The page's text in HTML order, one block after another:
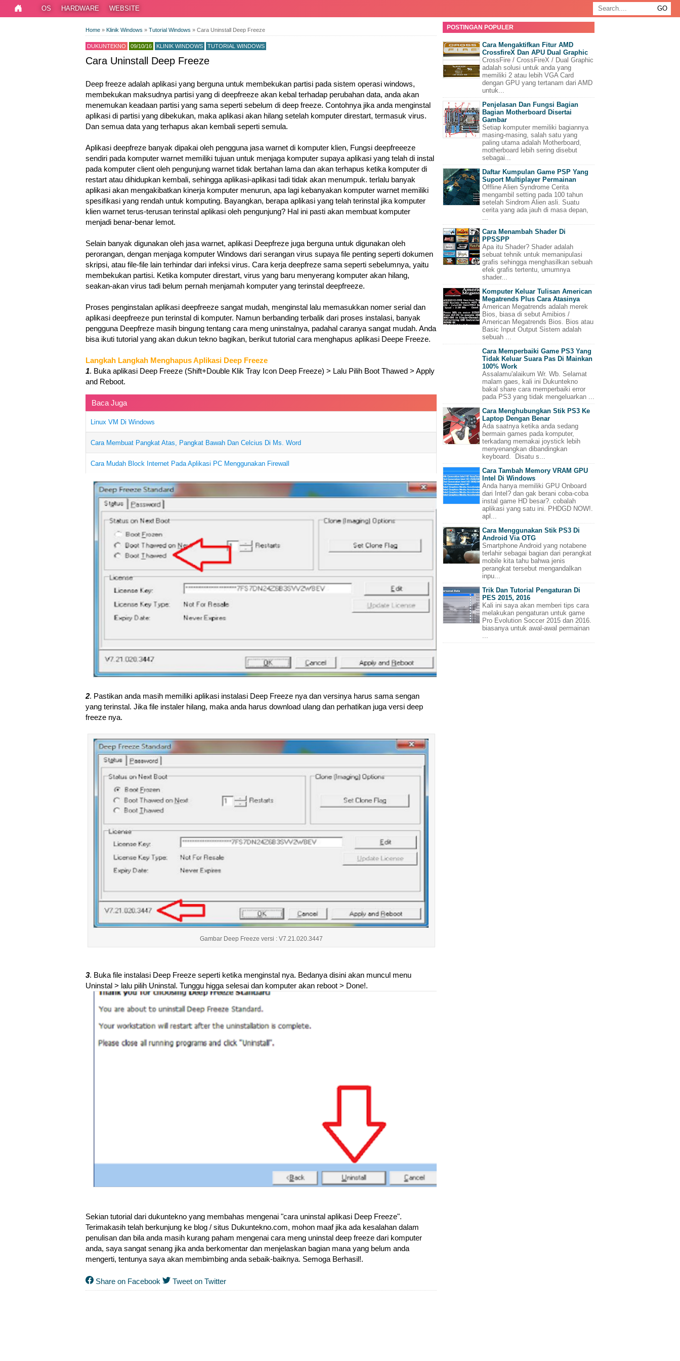
OS HARDWARE WEBSITE
Home » Klinik Windows » Tutorial Windows » Cara Uninstall Deep Freeze
DUKUNTEKNO 09/10/16 KLINIK WINDOWS TUTORIAL WINDOWS
Cara Uninstall Deep Freeze
Deep freeze adalah aplikasi yang berguna untuk membekukan partisi pada sistem operasi windows,
membekukan maksudnya partisi yang di deepfreeze akan kebal terhadap perubahan data, anda akan
menemukan keadaan partisi yang sama seperti sebelum di deep freeze. Contohnya jika anda menginstal
aplikasi di partisi yang dibekukan, maka aplikasi akan hilang setelah komputer direstart, termasuk virus.
Dan semua data yang terhapus akan kembali seperti semula.
Aplikasi deepfreze banyak dipakai oleh pengguna jasa warnet di komputer klien, Fungsi deepfreeeze
sendiri pada komputer warnet memiliki tujuan untuk menjaga komputer supaya aplikasi yang telah di instal
pada komputer client oleh pengunjung warnet tidak bertahan lama dan akan terhapus ketika komputer di
restart atau dihidupkan kembali, sehingga aplikasi-aplikasi tadi tidak akan menumpuk. terlalu banyak
aplikasi akan mengakibatkan kinerja komputer menurun, apa lagi kebanyakan komputer warnet memiliki
spesifikasi yang rendah untuk komputing. Bayangkan, berapa aplikasi yang telah terinstal jika komputer
klien warnet terus-terusan terinstal aplikasi oleh pengunjung? Hal ini pasti akan membuat komputer
menjadi benar-benar lemot.
Selain banyak digunakan oleh jasa warnet, aplikasi Deepfreze juga berguna untuk digunakan oleh
perorangan, dengan menjaga komputer Windows dari serangan virus supaya file penting seperti dokumen
skripsi, atau file-file lain terhindar dari infeksi virus. Cara kerja deepfreze sama seperti sebelumnya, yaitu
membekukan partisi. Ketika komputer direstart, virus yang baru menyerang komputer akan hilang,
seakan-akan virus tadi belum pernah menjamah komputer yang terinstal deepfreeze.
Proses penginstalan aplikasi deepfreeze sangat mudah, menginstal lalu memasukkan nomer serial dan
aplikasi deepfreeze pun terinstal di komputer. Namun berbanding terbalik dari proses instalasi, banyak
pengguna Deepfreze masih bingung tentang cara meng uninstalnya, padahal caranya sangat mudah. Anda
bisa ikuti tutorial yang akan dukun tekno bagikan, berikut tutorial cara menghapus aplikasi Deepe Freeze.
Langkah Langkah Menghapus Aplikasi Deep Freeze
1. Buka aplikasi Deep Freeze (Shift+Double Klik Tray Icon Deep Freeze) > Lalu Pilih Boot Thawed > Apply
and Reboot.
Baca Juga
Linux VM Di Windows
Cara Membuat Pangkat Atas, Pangkat Bawah Dan Celcius Di Ms. Word
Cara Mudah Block Internet Pada Aplikasi PC Menggunakan Firewall
2. Pastikan anda masih memiliki aplikasi instalasi Deep Freeze nya dan versinya harus sama sengan
yang terinstal. Jika file instaler hilang, maka anda harus download ulang dan perhatikan juga versi deep
freeze nya.
Gambar Deep Freeze versi : V7.21.020.3447
3. Buka file instalasi Deep Freeze seperti ketika menginstal nya. Bedanya disini akan muncul menu
Uninstal > lalu pilih Uninstal. Tunggu higga selesai dan komputer akan reboot > Done!.
Sekian tutorial dari dukuntekno yang membahas mengenai "cara uninstal aplikasi Deep Freeze".
Terimakasih telah berkunjung ke blog / situs Dukuntekno.com, mohon maaf jika ada kesalahan dalam
penulisan dan bila anda masih kurang paham mengenai cara meng uninstal deep freeze dari komputer
anda, saya sangat senang jika anda berkomentar dan menjelaskan bagian mana yang belum anda
mengerti, tentunya saya akan membimbing anda sebaik-baiknya. Semoga Berhasil!.
Share on Facebook Tweet on Twitter
POSTINGAN POPULER
Cara Mengaktifkan Fitur AMD
CrossfireX Dan APU Dual Graphic
CrossFire / CrossFireX / Dual Graphic
adalah solusi untuk anda yang
memiliki 2 atau lebih VGA Card
dengan GPU yang tertanam dari AMD
untuk...
Penjelasan Dan Fungsi Bagian
Bagian Motherboard Disertai
Gambar
Setiap komputer memiliki bagiannya
masing-masing, salah satu yang
paling utama adalah Motherboard,
motherboard lebih sering disebut
sebagai...
Daftar Kumpulan Game PSP Yang
Suport Multiplayer Permainan
Offline Alien Syndrome Cerita
mengambil setting pada 100 tahun
setelah Sindrom Alien asli. Suatu
cerita yang ada jauh di masa depan,
...
Cara Menambah Shader Di
PPSSPP
Apa itu Shader? Shader adalah
sebuat tehnik untuk memanipulasi
grafis sehingga menghasilkan sebuah
efek grafis tertentu, umumnya
shader...
Komputer Keluar Tulisan American
Megatrends Plus Cara Atasinya
American Megatrends adalah merek
Bios, biasa di sebut Amibios /
American Megatrends Bios. Bios atau
Basic Input Output Sistem adalah
sebuah ...
Cara Memperbaiki Game PS3 Yang
Tidak Keluar Suara Pas Di Mainkan
100% Work
Assalamu'alaikum Wr. Wb. Selamat
malam gaes, kali ini Dukuntekno
bakal share cara memperbaiki error
pada PS3 yang tidak mengeluarkan ...
Cara Menghubungkan Stik PS3 Ke
Laptop Dengan Benar
Ada saatnya ketika anda sedang
bermain games pada komputer,
terkadang memakai joystick lebih
menyenangkan dibandingkan
keyboard. Disatu s...
Cara Tambah Memory VRAM GPU
Intel Di Windows
Anda hanya memiliki GPU Onboard
dari Intel? dan gak berani coba-coba
instal game HD besar?. cobalah
aplikasi yang satu ini. PHDGD NOW!.
apl...
Cara Menggunakan Stik PS3 Di
Android Via OTG
Smartphone Android yang notabene
terlahir sebagai bagian dari perangkat
mobile kita tahu bahwa jenis
perangkat tersebut mengandalkan
inpu...
Trik Dan Tutorial Pengaturan Di
PES 2015, 2016
Kali ini saya akan memberi tips cara
melakukan pengaturan untuk game
Pro Evolution Soccer 2015 dan 2016.
biasanya untuk awal-awal permainan
...